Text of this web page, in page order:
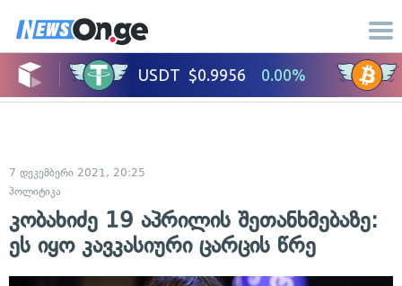
7 დეკემბერი 2021, 20:25
პოლიტიკა
კობახიძე 19 აპრილის შეთანხმებაზე:
ეს იყო კავკასიური ცარცის წრე